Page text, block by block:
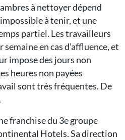
à nettoyer dépend
à tenir, et une
partiel. Les travailleurs
en cas d’affluence, et
impose des jours non
heures non payées
sont très fréquentes. De
franchise du 3e groupe
Hotels. Sa direction